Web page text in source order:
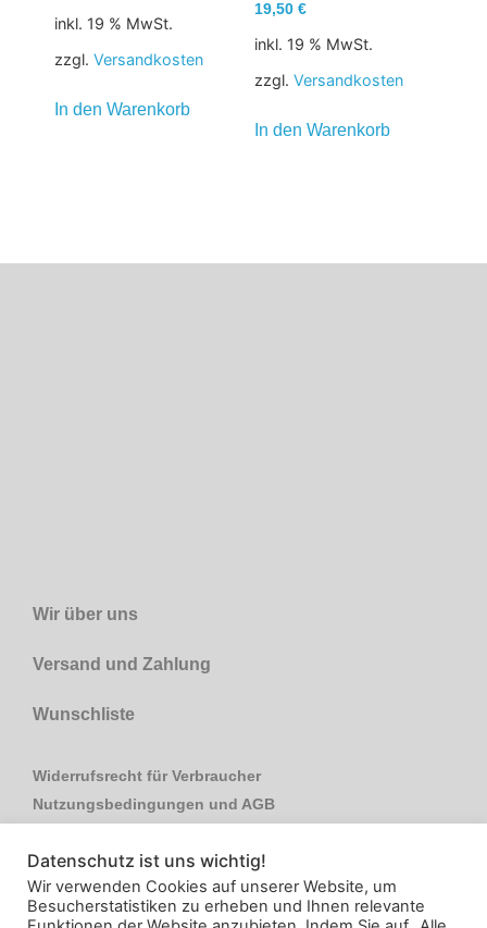
inkl. 19 % MwSt.
zzgl. Versandkosten
In den Warenkorb
19,50 €
inkl. 19 % MwSt.
zzgl. Versandkosten
In den Warenkorb
Wir über uns
Versand und Zahlung
Wunschliste
Widerrufsrecht für Verbraucher
Nutzungsbedingungen und AGB
Datenschutzerklärung
Kontakt
Datenschutz ist uns wichtig!
Wir verwenden Cookies auf unserer Website, um
Besucherstatistiken zu erheben und Ihnen relevante